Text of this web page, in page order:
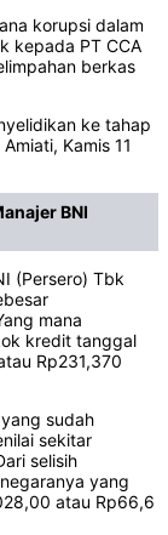
korupsi dalam
kepada PT CCA
berkas
ke tahap
Kamis 11
BNI
(Persero) Tbk
mana
kredit tanggal
Rp231,370
sudah
sekitar
selisih
yang
atau Rp66,6